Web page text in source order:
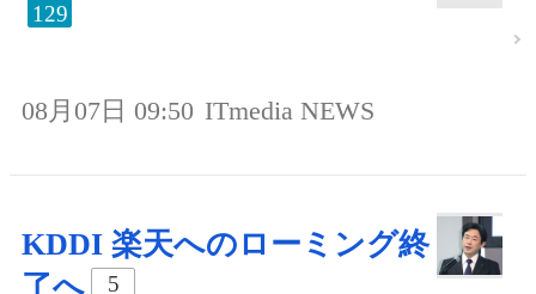
129
08月07日 09:50 ITmedia NEWS
KDDI 楽天へのローミング終
了へ
5